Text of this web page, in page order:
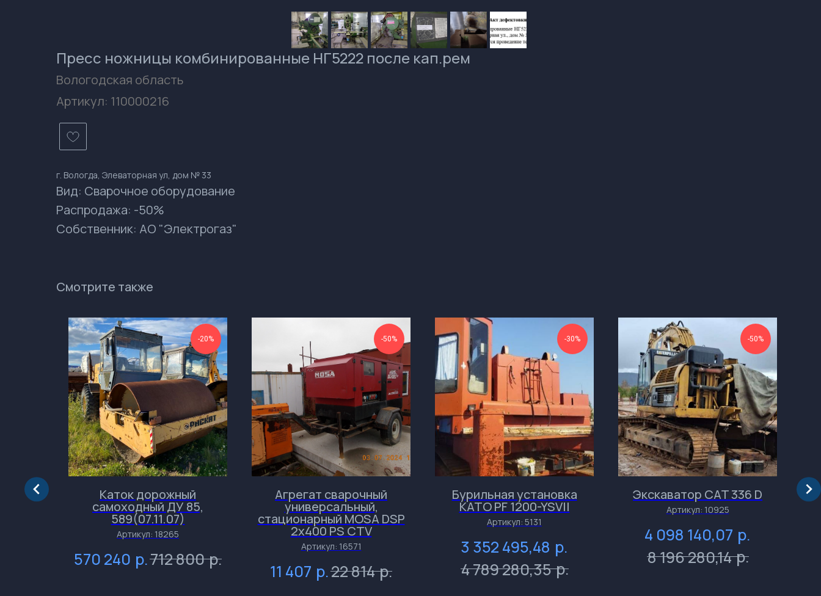
Пресс ножницы комбинированные НГ5222 после кап.рем
Вологодская область
Артикул: 110000216
г. Вологда, Элеваторная ул, дом № 33
Вид: Сварочное оборудование
Распродажа: -50%
Собственник: АО "Электрогаз"
Смотрите также
-20%
Каток дорожный
самоходный ДУ 85,
589(07.11.07)
Артикул: 18265
570 240 р.712 800 р.
-50%
Агрегат сварочный
универсальный,
стационарный MOSA DSP
2x400 PS CTV
Артикул: 16571
11 407 р.22 814 р.
-30%
Бурильная установка
КАТО РF 1200-YSVII
Артикул: 5131
3 352 495,48 р.
4 789 280,35 р.
-50%
Экскаватор CAT 336 D
Артикул: 10925
4 098 140,07 р.
8 196 280,14 р.